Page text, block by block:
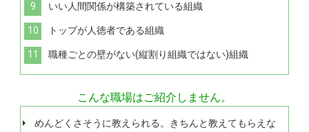
いい人間関係が構築されている組織
トップが人徳者である組織
職種ごとの壁がない(縦割り組織ではない)組織
こんな職場はご紹介しません。
めんどくさそうに教えられる。きちんと教えてもらえな